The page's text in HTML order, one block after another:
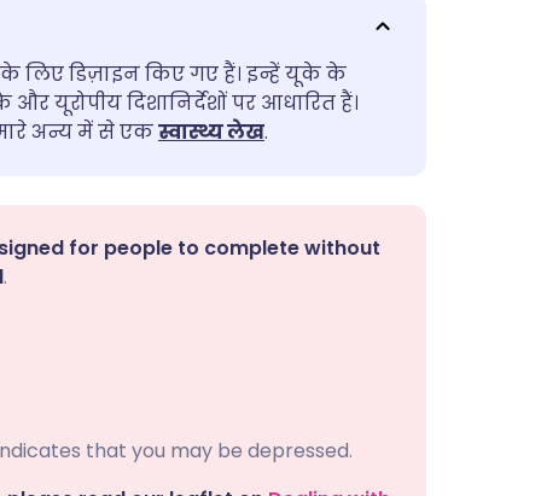
लिए डिज़ाइन किए गए हैं। इन्हें यूके के
यूरोपीय दिशानिर्देशों पर आधारित हैं।
अन्य में से एकस्वास्थ्य लेख.
for people to complete without
.
that you may be depressed.